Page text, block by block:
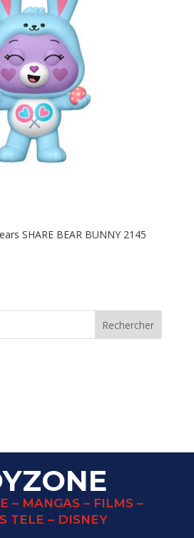
SHARE BEAR BUNNY 2145
– MANGAS – FILMS –
TELE – DISNEY